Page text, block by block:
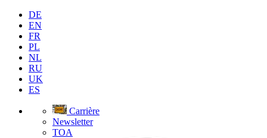
DE
EN
FR
PL
NL
RU
UK
ES
Carrière
Newsletter
TOA